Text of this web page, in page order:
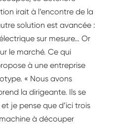
irait à l’encontre de la
solution est avancée :
sur mesure… Or
le marché. Ce qui
à une entreprise
« Nous avons
la dirigeante. Ils se
je pense que d’ici trois
à découper